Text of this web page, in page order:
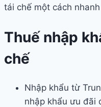
tái chế một cách
Thuế nhập
chế
Nhập khẩu từ
nhập khẩu ưu đãi